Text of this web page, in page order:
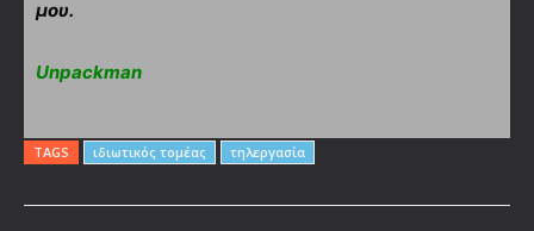
μου.
Unpackman
TAGS ιδιωτικός τομέας τηλεργασία